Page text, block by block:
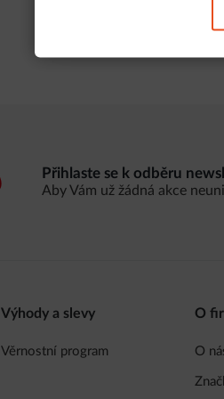
Přihlaste se k odběru
Aby Vám už žádná akce
Výhody a slevy
Věrnostní program
O
O